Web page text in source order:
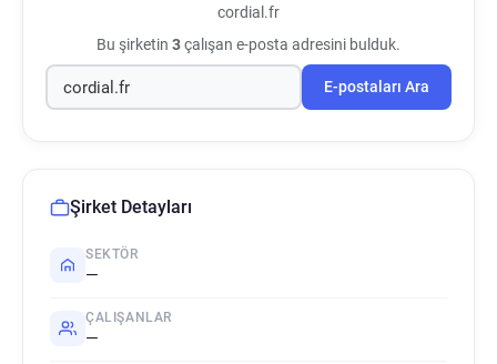
cordial.fr
Bu şirketin 3çalışan e-posta adresini bulduk.
E-postaları Ara
Şirket Detayları
SEKTÖR
—
ÇALIŞANLAR
—